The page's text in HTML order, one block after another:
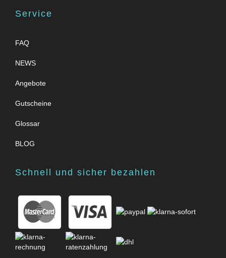
Service
FAQ
NEWS
Angebote
Gutscheine
Glossar
BLOG
Schnell und sicher bezahlen